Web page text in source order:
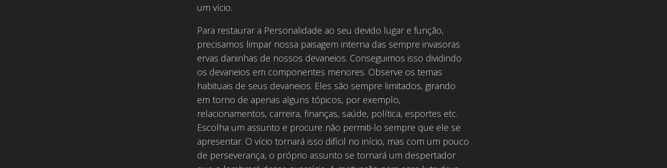
um vício.
Para restaurar a Personalidade ao seu devido lugar e função,
precisamos limpar nossa paisagem interna das sempre invasoras
ervas daninhas de nossos devaneios. Conseguimos isso dividindo
os devaneios em componentes menores. Observe os temas
habituais de seus devaneios. Eles são sempre limitados, girando
em torno de apenas alguns tópicos, por exemplo,
relacionamentos, carreira, finanças, saúde, política, esportes etc.
Escolha um assunto e procure não permiti-lo sempre que ele se
apresentar. O vício tornará isso difícil no início, mas com um pouco
de perseverança, o próprio assunto se tornará um despertador